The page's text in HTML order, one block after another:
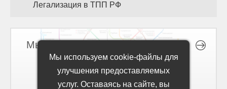
Легализация в ТПП РФ
Мы на карте
Мы используем cookie-файлы для
улучшения предоставляемых
услуг. Оставаясь на сайте, вы